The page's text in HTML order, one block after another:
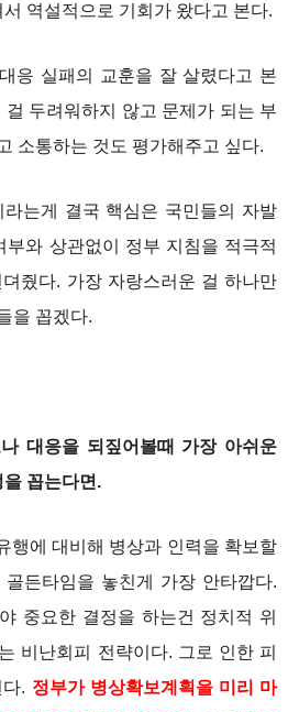
역설적으로 기회가 왔다고 본다.
응 실패의 교훈을 잘 살렸다고 본
두려워하지 않고 문제가 되는 부
소통하는 것도 평가해주고 싶다.
는게 결국 핵심은 국민들의 자발
부와 상관없이 정부 지침을 적극적
줬다. 가장 자랑스러운 걸 하나만
을 꼽겠다.
대응을 되짚어볼때 가장 아쉬운
꼽는다면.
에 대비해 병상과 인력을 확보할
든타임을 놓친게 가장 안타깝다.
중요한 결정을 하는건 정치적 위
비난회피 전략이다. 그로 인한 피
. 정부가 병상확보계획을 미리 마